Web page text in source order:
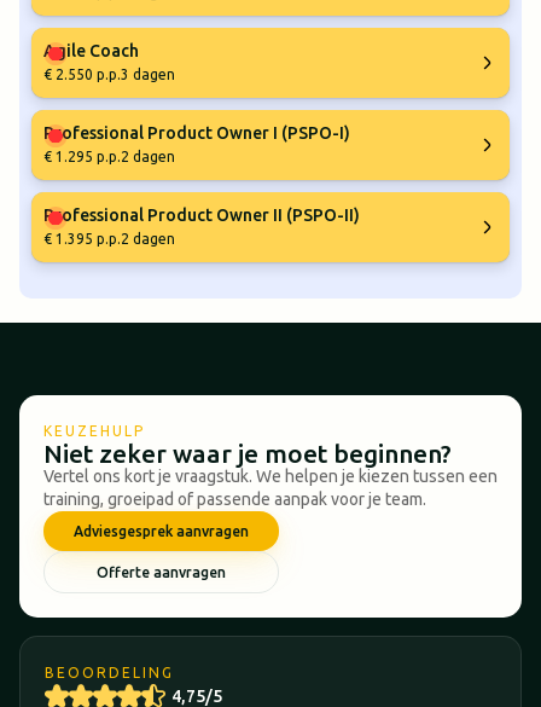
Agile Coach
€ 2.550 p.p.3 dagen
Professional Product Owner I (PSPO-I)
€ 1.295 p.p.2 dagen
Professional Product Owner II (PSPO-II)
€ 1.395 p.p.2 dagen
KEUZEHULP
Niet zeker waar je moet beginnen?
Vertel ons kort je vraagstuk. We helpen je kiezen tussen een
training, groeipad of passende aanpak voor je team.
Adviesgesprek aanvragen
Offerte aanvragen
BEOORDELING
4,75/5